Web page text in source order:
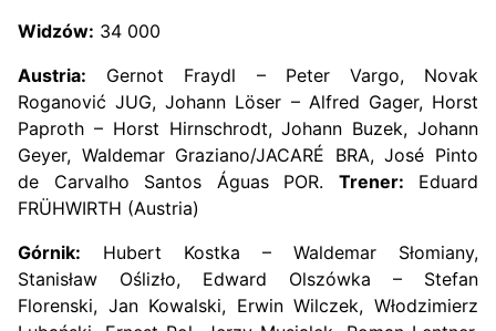
Widzów: 34 000
Austria: Gernot Fraydl – Peter Vargo, Novak
Roganović JUG, Johann Löser – Alfred Gager, Horst
Paproth – Horst Hirnschrodt, Johann Buzek, Johann
Geyer, Waldemar Graziano/JACARÉ BRA, José Pinto
de Carvalho Santos Águas POR. Trener: Eduard
FRÜHWIRTH (Austria)
Górnik: Hubert Kostka – Waldemar Słomiany,
Stanisław Oślizło, Edward Olszówka – Stefan
Florenski, Jan Kowalski, Erwin Wilczek, Włodzimierz